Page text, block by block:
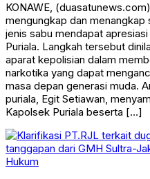
KONAWE,
mengungkap dan
jenis sabu mendapat
Puriala. Langkah tersebut
aparat kepolisian dalam
narkotika yang dapat
masa depan generasi muda.
puriala, Egit Setiawan,
Kapolsek Puriala beserta […]
Hukum